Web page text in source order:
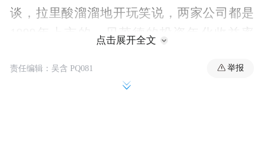
谈，拉里酸溜溜地开玩笑说，两家公司都是
1999年上市的，贝莱德的投资年化收益率
点击展开全文
责任编辑：吴含 PQ081 举报